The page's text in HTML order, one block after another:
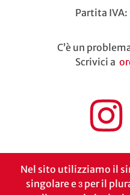
Partita
C’è un
Scrivici a
Nel sito utilizziamo il
singolare e ɜ per il